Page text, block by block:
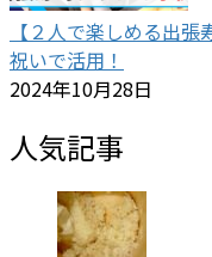
【２人で楽しめる出
祝いで活用！
2024年10月28日
人気記事